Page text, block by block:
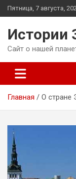
Перейти
к
Пятница, 7 августа,
Истории
Сайт о нашей
Главная О стране